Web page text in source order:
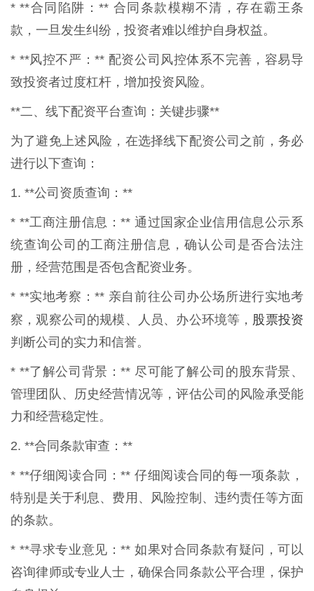
* **合同陷阱：** 合同条款模糊不清，存在霸王条
款，一旦发生纠纷，投资者难以维护自身权益。
* **风控不严：** 配资公司风控体系不完善，容易导
致投资者过度杠杆，增加投资风险。
**二、线下配资平台查询：关键步骤**
为了避免上述风险，在选择线下配资公司之前，务必
进行以下查询：
1. **公司资质查询：**
* **工商注册信息：** 通过国家企业信用信息公示系
统查询公司的工商注册信息，确认公司是否合法注
册，经营范围是否包含配资业务。
* **实地考察：** 亲自前往公司办公场所进行实地考
察，观察公司的规模、人员、办公环境等， 股票投资
判断公司的实力和信誉。
* **了解公司背景：** 尽可能了解公司的股东背景、
管理团队、历史经营情况等，评估公司的风险承受能
力和经营稳定性。
2. **合同条款审查：**
* **仔细阅读合同：** 仔细阅读合同的每一项条款，
特别是关于利息、费用、风险控制、违约责任等方面
的条款。
* **寻求专业意见：** 如果对合同条款有疑问，可以
咨询律师或专业人士，确保合同条款公平合理，保护